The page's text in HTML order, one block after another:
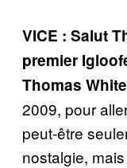
VICE : Salut
premier
Thomas
2009, pour
peut-être
nostalgie,